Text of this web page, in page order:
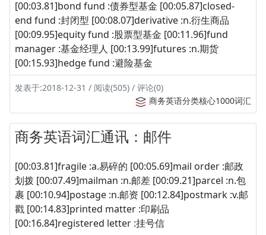
[00:03.81]bond fund :债券型基金 [00:05.87]closed-
end fund :封闭型 [00:08.07]derivative :n.衍生商品
[00:09.95]equity fund :股票型基金 [00:11.96]fund
manager :基金经理人 [00:13.99]futures :n.期货
[00:15.93]hedge fund :避险基金
发表于:2018-12-31 / 阅读(505) / 评论(0)
商务英语分类核心1000词汇
商务英语词汇通讯：邮件
[00:03.81]fragile :a.易碎的 [00:05.69]mail order :邮政
划拨 [00:07.49]mailman :n.邮差 [00:09.21]parcel :n.包
裹 [00:10.94]postage :n.邮资 [00:12.84]postmark :v.邮
戳 [00:14.83]printed matter :印刷品
[00:16.84]registered letter :挂号信